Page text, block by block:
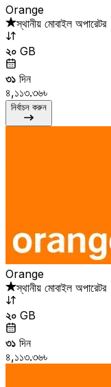
Orange
স্থানীয় মোবাইল অপারেটর
২০ GB
৩১ দিন
৪,১১৩.৩৬৳
নির্বাচন করুন
Orange
স্থানীয় মোবাইল অপারেটর
২০ GB
৩১ দিন
৪,১১৩.৩৬৳